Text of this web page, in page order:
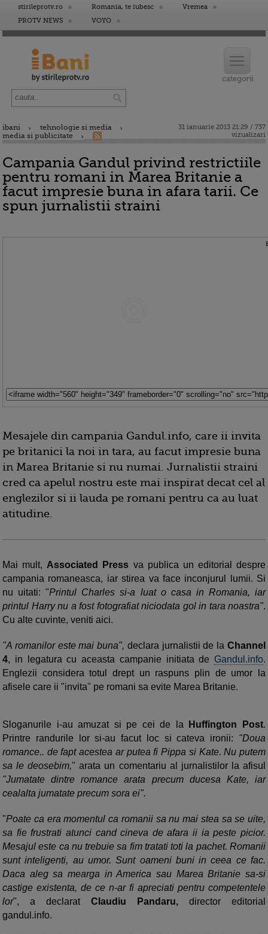
stirileprotv.ro Romania, te iubesc
Vremea
PROTV NEWS
VOYO
ibani
tehnologie si media
media si publicitate
31 ianuarie 2013 21:29 / 737
vizualizari
Campania Gandul privind restrictiile
pentru romani in Marea Britanie a
facut impresie buna in afara tarii. Ce
spun jurnalistii straini
Mesajele din campania Gandul.info, care ii invita
pe britanici la noi in tara, au facut impresie buna
in Marea Britanie si nu numai. Jurnalistii straini
cred ca apelul nostru este mai inspirat decat cel al
englezilor si ii lauda pe romani pentru ca au luat
atitudine.
Mai mult, Associated Press va publica un editorial despre
campania romaneasca, iar stirea va face inconjurul lumii. Si
nu uitati: "Printul Charles si-a luat o casa in Romania, iar
printul Harry nu a fost fotografiat niciodata gol in tara noastra".
Cu alte cuvinte, veniti aici.
"A romanilor este mai buna", declara jurnalistii de laChannel
4, in legatura cu aceasta campanie initiata de Gandul.info.
Englezii considera totul drept un raspuns plin de umor la
afisele care ii "invita" pe romani sa evite Marea Britanie.
Sloganurile i-au amuzat si pe cei de la Huffington Post.
Printre randurile lor si-au facut loc si cateva ironii: "Doua
romance.. de fapt acestea ar putea fi Pippa si Kate. Nu putem
sa le deosebim," arata un comentariu al jurnalistilor la afisul
"Jumatate dintre romance arata precum ducesa Kate, iar
cealalta jumatate precum sora ei".
"Poate ca era momentul ca romanii sa nu mai stea sa se uite,
sa fie frustrati atunci cand cineva de afara ii ia peste picior.
Mesajul este ca nu trebuie sa fim tratati toti la pachet. Romanii
sunt inteligenti, au umor. Sunt oameni buni in ceea ce fac.
Daca aleg sa mearga in America sau Marea Britanie sa-si
castige existenta, de ce n-ar fi apreciati pentru competentele
lor", a declarat Claudiu Pandaru, director editorial
gandul.info.